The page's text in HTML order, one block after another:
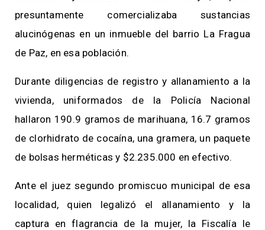
presuntamente comercializaba sustancias
alucinógenas en un inmueble del barrio La Fragua
de Paz, en esa población.
Durante diligencias de registro y allanamiento a la
vivienda, uniformados de la Policía Nacional
hallaron 190.9 gramos de marihuana, 16.7 gramos
de clorhidrato de cocaína, una gramera, un paquete
de bolsas herméticas y $2.235.000 en efectivo.
Ante el juez segundo promiscuo municipal de esa
localidad, quien legalizó el allanamiento y la
captura en flagrancia de la mujer, la Fiscalía le